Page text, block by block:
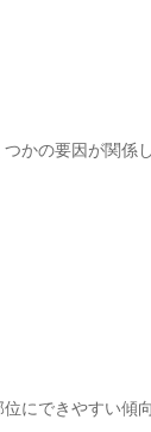
かの要因が関係
にできやすい傾